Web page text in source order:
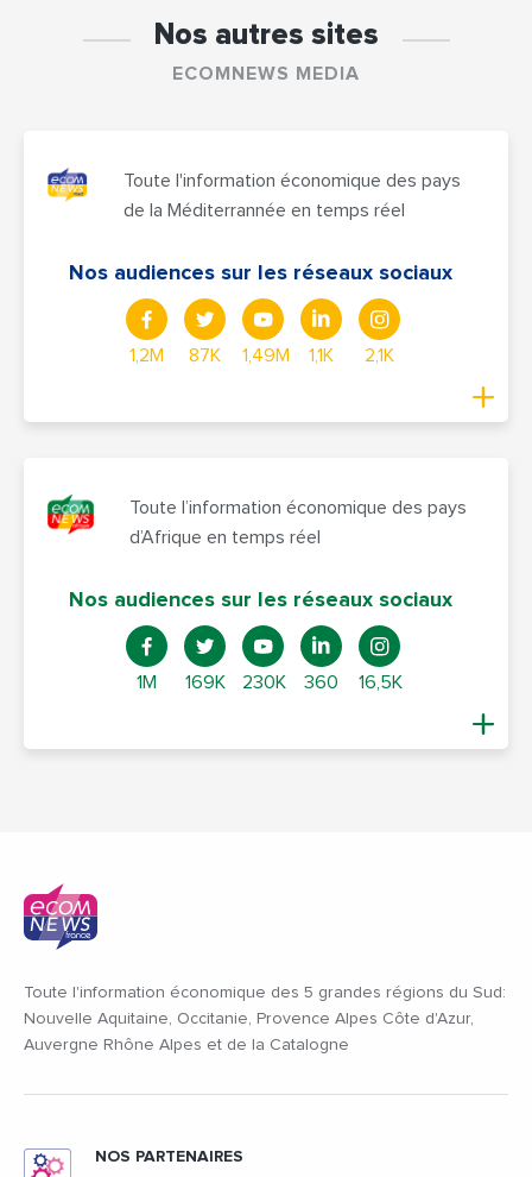
Nos autres sites
ECOMNEWS MEDIA
Toute l'information économique des pays
de la Méditerrannée en temps réel
Nos audiences sur les réseaux sociaux
1,2M 87K 1,49M 1,1K 2,1K
Toute l’information économique des pays
d’Afrique en temps réel
Nos audiences sur les réseaux sociaux
1M 169K 230K 360 16,5K
Toute l'information économique des 5 grandes régions du Sud:
Nouvelle Aquitaine, Occitanie, Provence Alpes Côte d'Azur,
Auvergne Rhône Alpes et de la Catalogne
NOS PARTENAIRES